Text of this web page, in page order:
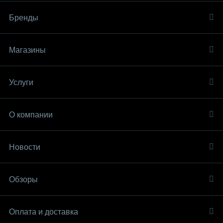
Бренды
Магазины
Услуги
О компании
Новости
Обзоры
Оплата и доставка